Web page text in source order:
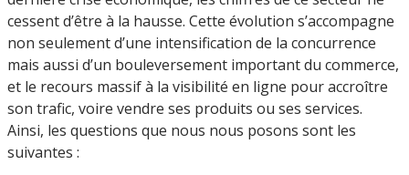
cessent d’être à la hausse. Cette évolution s’accompagne
non seulement d’une intensification de la concurrence
mais aussi d’un bouleversement important du commerce,
et le recours massif à la visibilité en ligne pour accroître
son trafic, voire vendre ses produits ou ses services.
Ainsi, les questions que nous nous posons sont les
suivantes :